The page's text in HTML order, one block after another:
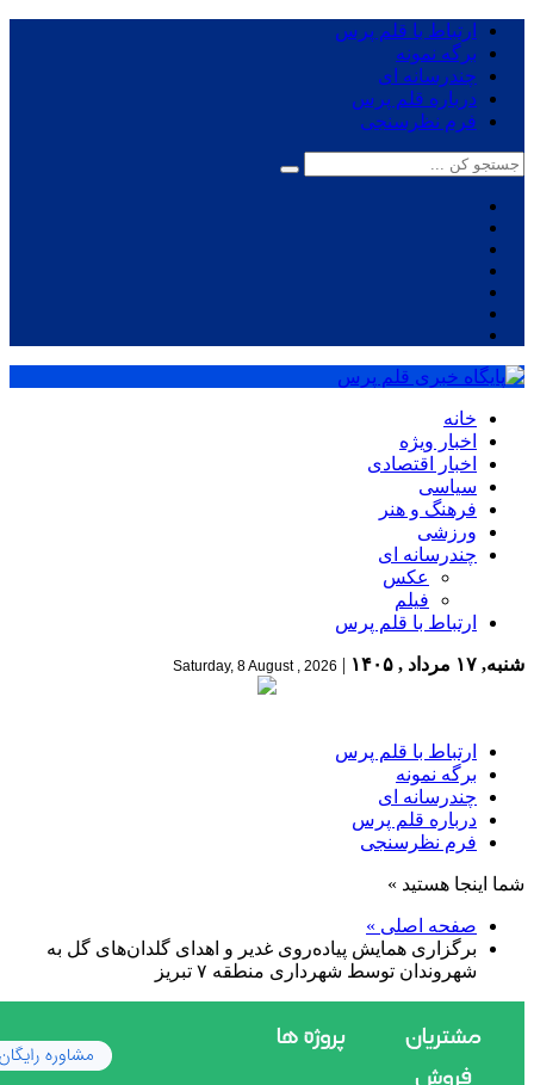
ارتباط با قلم پرس
برگه نمونه
چندرسانه ای
درباره قلم پرس
فرم نظرسنجی
خانه
اخبار ویژه
اخبار اقتصادی
سیاسی
فرهنگ و هنر
ورزشی
چندرسانه ای
عکس
فیلم
ارتباط با قلم پرس
شنبه, ۱۷ مرداد , ۱۴۰۵ |
Saturday, 8 August , 2026
ارتباط با قلم پرس
برگه نمونه
چندرسانه ای
درباره قلم پرس
فرم نظرسنجی
شما اینجا هستید »
صفحه اصلی »
برگزاری همایش پیاده‌روی غدیر و اهدای گلدان‌های گل به
شهروندان توسط شهرداری منطقه ۷ تبریز